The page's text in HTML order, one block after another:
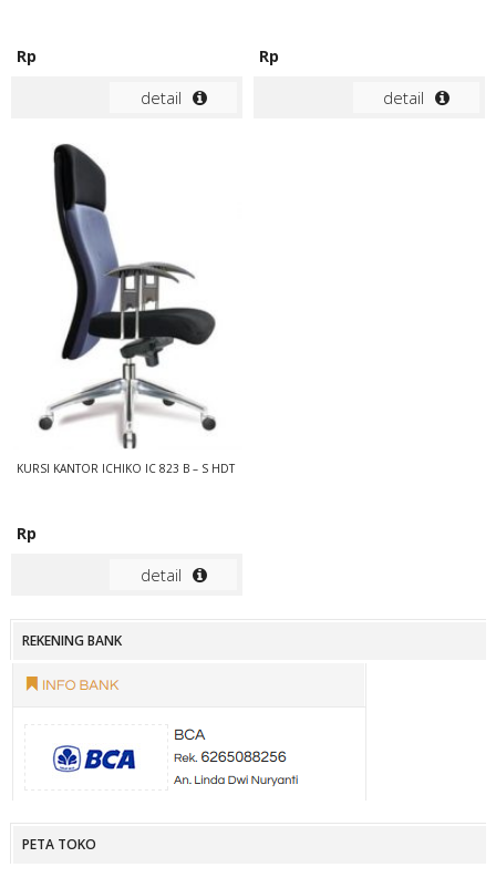
Rp
detail
Rp
detail
KURSI KANTOR ICHIKO IC 823 B – S HDT
Rp
detail
REKENING BANK
PETA TOKO